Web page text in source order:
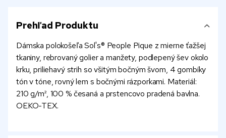
Prehľad Produktu
Dámska polokošeľa Sol's® People Pique z mierne ťažšej
tkaniny, rebrovaný golier a manžety, podlepený šev okolo
krku, priliehavý strih so všitým bočným švom, 4 gombíky
tón v tóne, rovný lem s bočnými rázporkami. Materiál:
210 g/m², 100 % česaná a prstencovo pradená bavlna.
OEKO-TEX.